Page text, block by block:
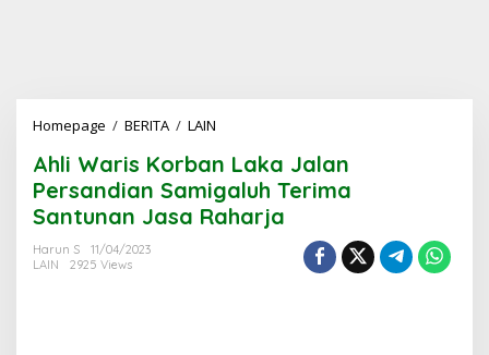
Homepage / BERITA / LAIN
Korban
Laka
Jalan
Persandian
Ahli Waris Korban Laka Jalan
Persandian Samigaluh Terima
Santunan Jasa Raharja
Harun S
11/04/2023
LAIN
2925 Views